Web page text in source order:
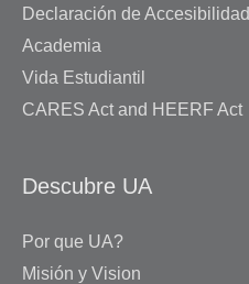
Declaración de Accesibilidad
Academia
Vida Estudiantil
CARES Act and HEERF Act
Descubre UA
Por que UA?
Misión y Vision